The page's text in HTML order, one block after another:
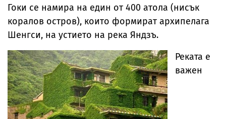
Гоки се намира на един от 400 атола (нисък
коралов остров), които формират архипелага
Шенгси, на устието на река Яндзъ.
Реката е
важен